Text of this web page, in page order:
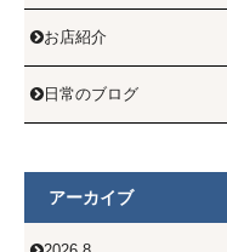
お店紹介
 日常のブログ
アーカイブ